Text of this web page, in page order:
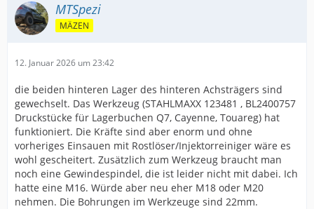
MTSpezi
MÄZEN
12. Januar 2026 um 23:42
die beiden hinteren Lager des hinteren Achsträgers sind
gewechselt. Das Werkzeug (STAHLMAXX 123481 , BL2400757
Druckstücke für Lagerbuchen Q7, Cayenne, Touareg) hat
funktioniert. Die Kräfte sind aber enorm und ohne
vorheriges Einsauen mit Rostlöser/Injektorreiniger wäre es
wohl gescheitert. Zusätzlich zum Werkzeug braucht man
noch eine Gewindespindel, die ist leider nicht mit dabei. Ich
hatte eine M16. Würde aber neu eher M18 oder M20
nehmen. Die Bohrungen im Werkzeuge sind 22mm.